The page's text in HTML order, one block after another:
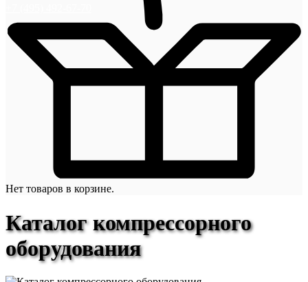
Нет товаров в корзине.
Каталог компрессорного
оборудования